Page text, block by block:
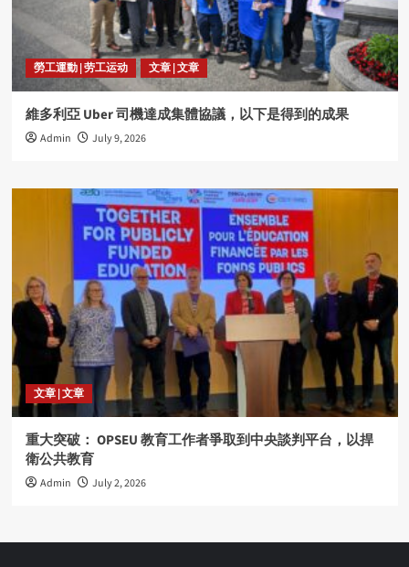
勞工運動 | 劳工运动 文章 | 文章
維多利亞 Uber 司機達成集體協議，以下是得到的成果
Admin July 9, 2026
文章 | 文章
重大突破： OPSEU 教育工作者爭取到中央談判平台，以捍
衛公共教育
Admin July 2, 2026